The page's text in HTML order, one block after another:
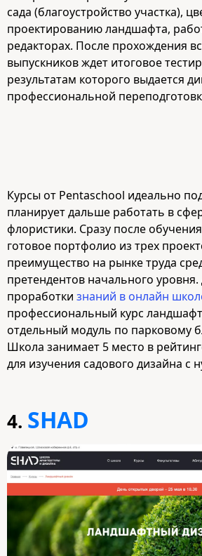
сада (благоустройство участка),
проектированию ландшафта,
редакторах. После прохождения
выпускников ждет итоговое
результатам которого выдается
профессиональной
Курсы от Pentaschool идеально
планирует дальше работать в
флористики. Сразу после
готовое портфолио из трех
преимущество на рынке труда
претендентов начального
проработки знаний в онлайн
профессиональный курс
отдельный модуль по парковому
Школа занимает 5 место в
для изучения садового дизайна с
4. SHAD